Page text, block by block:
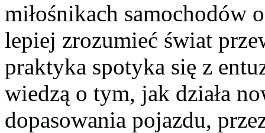
miłośnikach samochodów
lepiej zrozumieć świat
praktyka spotyka się z
wiedzą o tym, jak działa
dopasowania pojazdu,